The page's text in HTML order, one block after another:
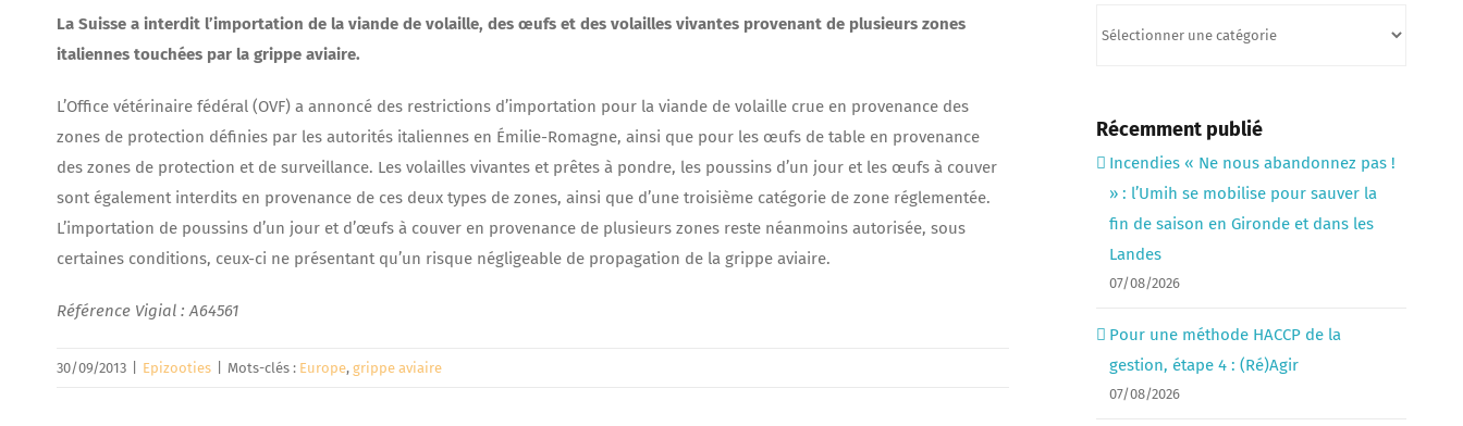
La Suisse a interdit l’importation de la viande de volaille, des œufs et des volailles vivantes provenant de plusieurs zones
italiennes touchées par la grippe aviaire.
L’Office vétérinaire fédéral (OVF) a annoncé des restrictions d’importation pour la viande de volaille crue en provenance des
zones de protection définies par les autorités italiennes en Émilie-Romagne, ainsi que pour les œufs de table en provenance
des zones de protection et de surveillance. Les volailles vivantes et prêtes à pondre, les poussins d’un jour et les œufs à couver
sont également interdits en provenance de ces deux types de zones, ainsi que d’une troisième catégorie de zone réglementée.
L’importation de poussins d’un jour et d’œufs à couver en provenance de plusieurs zones reste néanmoins autorisée, sous
certaines conditions, ceux-ci ne présentant qu’un risque négligeable de propagation de la grippe aviaire.
Référence Vigial : A64561
30/09/2013 Epizooties Mots-clés : Europe, grippe aviaire
Récemment publié
Incendies « Ne nous abandonnez pas !
» : l’Umih se mobilise pour sauver la
fin de saison en Gironde et dans les
Landes
07/08/2026
Pour une méthode HACCP de la
gestion, étape 4 : (Ré)Agir
07/08/2026